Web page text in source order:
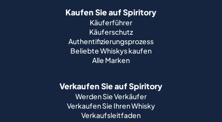
Kaufen Sie auf Spiritory
Käuferführer
Käuferschutz
Authentifizierungsprozess
Beliebte Whiskys kaufen
Alle Marken
Verkaufen Sie auf Spiritory
Werden Sie Verkäufer
Verkaufen Sie Ihren Whisky
Verkaufsleitfaden